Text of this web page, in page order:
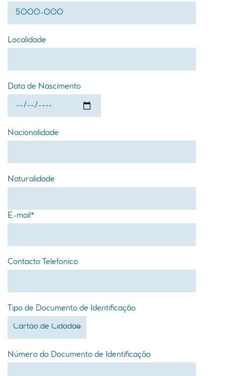
Localidade
Data de Nascimento
Nacionalidade
Naturalidade
E-mail*
Contacto Telefonico
Tipo de Documento de Identificação
Número do Documento de Identificação